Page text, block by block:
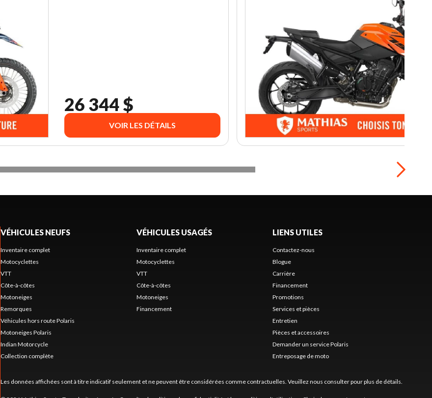
26 344 $
VOIR LES DÉTAILS
VÉHICULES NEUFS
Inventaire complet
Motocyclettes
VTT
Côte-à-côtes
Motoneiges
Remorques
Véhicules hors route Polaris
Motoneiges Polaris
Indian Motorcycle
Collection complète
VÉHICULES USAGÉS
Inventaire complet
Motocyclettes
VTT
Côte-à-côtes
Motoneiges
Financement
LIENS UTILES
Contactez-nous
Blogue
Carrière
Financement
Promotions
Services et pièces
Entretien
Pièces et accessoires
Demander un service Polaris
Entreposage de moto
Les données affichées sont à titre indicatif seulement et ne peuvent être considérées comme contractuelles. Veuillez nous consulter pour plus de détails.